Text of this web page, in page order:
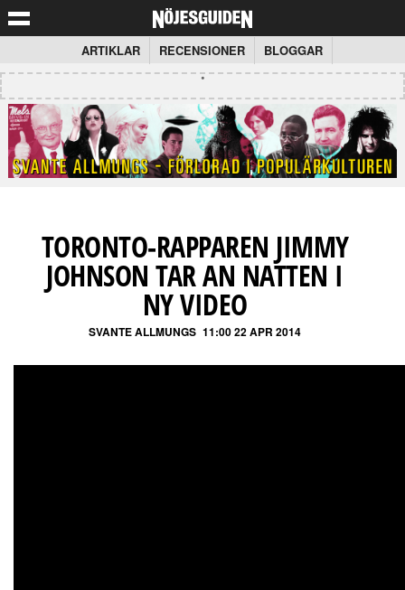
ARTIKLAR RECENSIONER BLOGGAR
TORONTO-RAPPAREN JIMMY
JOHNSON TAR AN NATTEN I
NY VIDEO
SVANTE ALLMUNGS 11:00 22 APR 2014